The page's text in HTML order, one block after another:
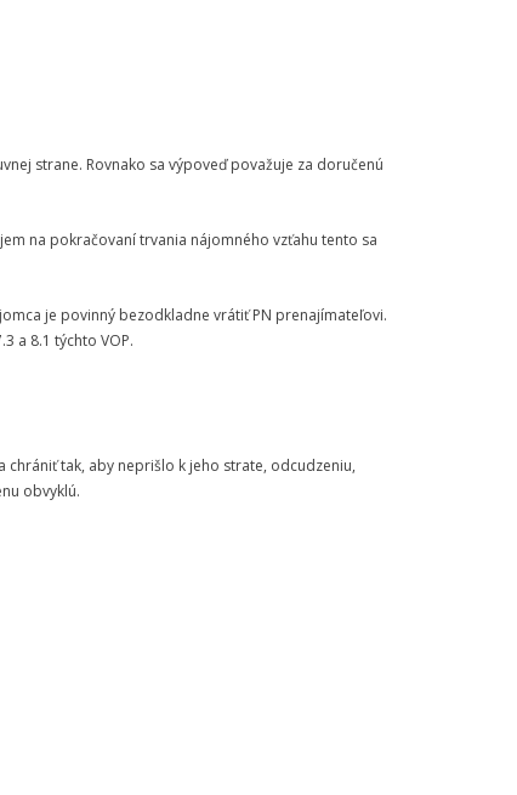
strane. Rovnako sa výpoveď považuje za doručenú
na pokračovaní trvania nájomného vzťahu tento sa
je povinný bezodkladne vrátiť PN prenajímateľovi.
a 8.1 týchto VOP.
chrániť tak, aby neprišlo k jeho strate, odcudzeniu,
obvyklú.